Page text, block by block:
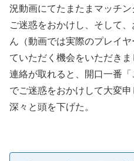
況動画にてたまたまマッチ
ご迷惑をおかけし、そして
ん（動画では実際のプレイ
ていただく機会をいただきま
連絡が取れると、開口一番
でご迷惑をおかけして大変
深々と頭を下げた。